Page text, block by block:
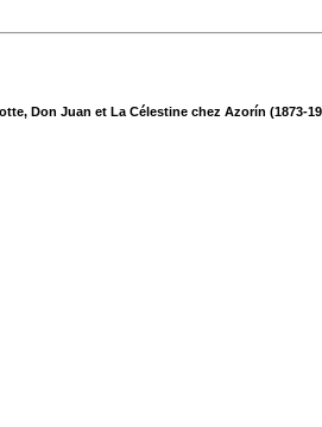
Don Juan et La Célestine chez Azorín (1873-